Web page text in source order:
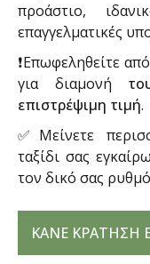
προάστιο,
επαγγελματικές
❗Επωφεληθείτε από
για διαμονή
επιστρέψιμη τιμή.
✅Μείνετε
ταξίδι σας
τον δικό σας
ΚΑΝΕ ΚΡΑΤΗΣΗ